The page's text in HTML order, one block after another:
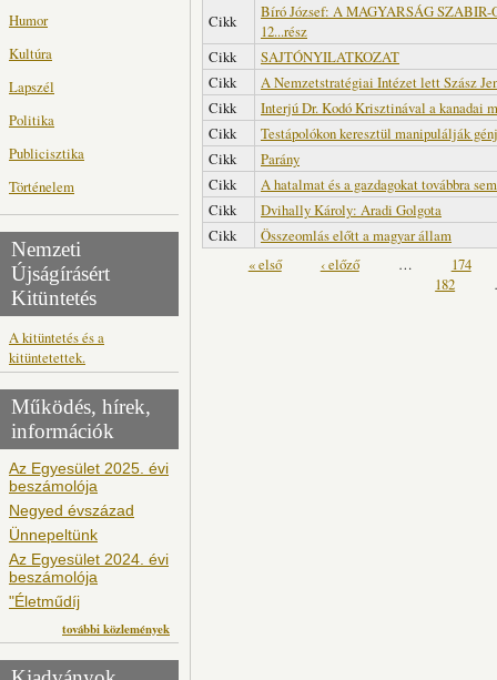
Humor
Kultúra
Lapszél
Politika
Publicisztika
Történelem
Nemzeti
Újságírásért
Kitüntetés
A kitüntetés és a
kitüntetettek.
Működés, hírek,
információk
Az Egyesület 2025. évi
beszámolója
Negyed évszázad
Ünnepeltünk
Az Egyesület 2024. évi
beszámolója
"Életműdíj
további közlemények
Cikk
Bíró József: A MAGYARSÁG
12...rész
Cikk
SAJTÓNYILATKOZAT
Cikk
A Nemzetstratégiai Intézet lett Szász
Cikk
Interjú Dr. Kodó Krisztinával a kanadai
Cikk
Testápolókon keresztül manipulálják
Cikk
Parány
Cikk
A hatalmat és a gazdagokat továbbra
Cikk
Dvihally Károly: Aradi Golgota
Cikk
Összeomlás előtt a magyar állam
Oldalak
« első ‹ előző …
174
182